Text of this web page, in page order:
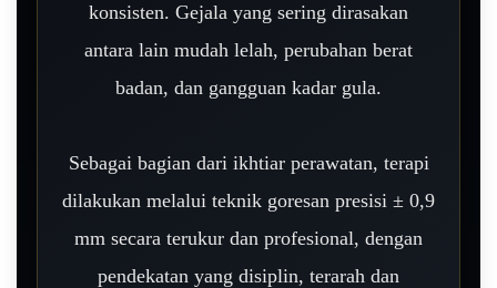
konsisten. Gejala yang sering dirasakan
antara lain mudah lelah, perubahan berat
badan, dan gangguan kadar gula.
Sebagai bagian dari ikhtiar perawatan, terapi
dilakukan melalui teknik goresan presisi ± 0,9
mm secara terukur dan profesional, dengan
pendekatan yang disiplin, terarah dan